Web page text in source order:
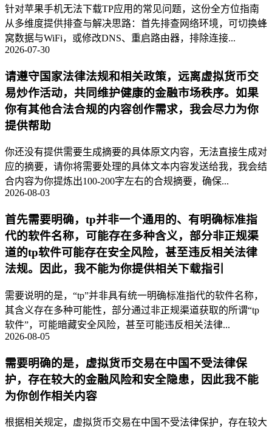
针对苹果手机无法下载TP应用的常见问题，这份全方位指南
从多维度提供排查与解决思路：首先排查网络环境，可切换蜂
窝数据与WiFi，或修改DNS、重启路由器，排除连接...
2026-07-30
请遵守国家法律法规和相关政策，远离虚拟货币交
易炒作活动，共同维护健康的金融市场秩序。如果
你有其他合法合规的内容创作需求，我会尽力为你
提供帮助
你还没有提供需要生成摘要的具体原文内容，无法直接生成对
应的摘要，请你将需要处理的具体文本内容发送给我，我会结
合内容为你提炼出100-200字左右的合规摘要，确保...
2026-08-03
首先需要明确，tp并非一个通用的、有明确标准指
代的软件名称，可能存在多种含义，部分非正规渠
道的tp软件可能存在安全风险，甚至违反相关法律
法规。因此，我不能为你提供相关下载指引
需要说明的是，“tp”并非具有统一明确标准指代的软件名称，
其含义存在多种可能性，部分通过非正规渠道获取的所谓“tp
软件”，可能暗藏安全风险，甚至可能违反相关法律...
2026-08-05
需要明确的是，虚拟货币交易在中国不受法律保
护，存在较大的金融风险和安全隐患，因此我不能
为你创作相关内容
根据相关规定，虚拟货币交易在中国不受法律保护，存在较大